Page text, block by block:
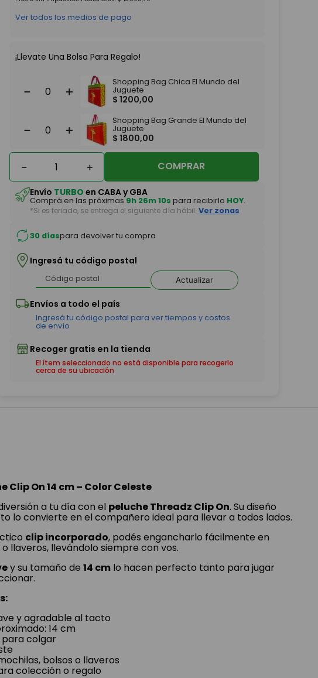
Ver todos los medios de pago
¡Llevate Una Bolsa Para Regalo!
＋
－
Shopping Bag Chica El Mundo del
Juguete
$ 1200,00
＋
－
Shopping Bag Grande El Mundo del
Juguete
$ 1800,00
＋
－ COMPRAR
Envío TURBO en CABA y GBA
Comprá en las próximas9h 26m 10s para recibirlo HOY.
*Si es feriado, se entrega el siguiente día hábil. Ver zonas
30 díaspara devolver tu compra
Ingresá tu código postal
Actualizar
El ítem seleccionado no está disponible para recogerlo
cerca de su ubicación
Clip On 14 cm – Color Celeste
a tu día con el peluche Threadz Clip On. Su diseño
lo convierte en el compañero ideal para llevar a todos lados.
clip incorporado, podés engancharlo fácilmente en
llaveros, llevándolo siempre con vos.
y su tamaño de 14 cm lo hacen perfecto tanto para jugar
y agradable al tacto
14 cm
para colgar
bolsos o llaveros
colección o regalo